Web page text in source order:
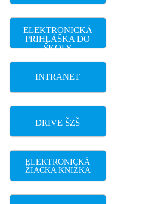
ELEKTRONICKÁ
PRIHLÁŠKA DO
ŠKOLY
INTRANET
DRIVE ŠZŠ
ELEKTRONICKÁ
ŽIACKA KNIŽKA